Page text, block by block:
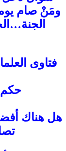
ومَنْ صام
فتاوى
هل هناك